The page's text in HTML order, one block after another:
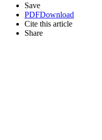
Save
PDFDownload
Cite this article
Share